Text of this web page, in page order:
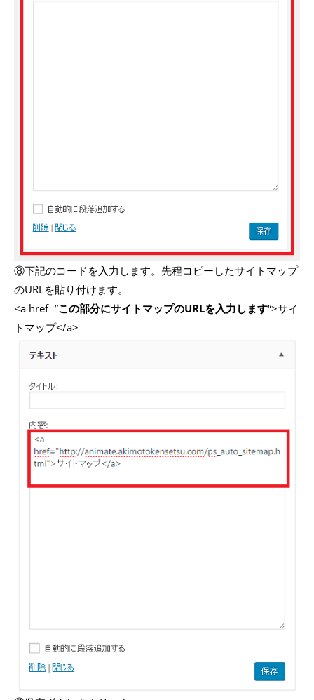
⑧下記のコードを入力します。先程コピーしたサイトマップ
のURLを貼り付けます。
<a href=”この部分にサイトマップのURLを入力します“>サイ
トマップ</a>